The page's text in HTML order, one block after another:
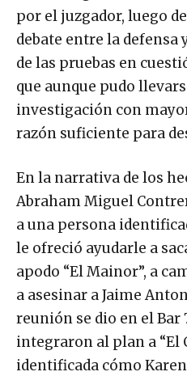
por el juzgador, luego
debate entre la defensa
de las pruebas en
que aunque pudo
investigación con
razón suficiente para
En la narrativa de los
Abraham Miguel
a una persona
le ofreció ayudarle a
apodo “El Mainor”, a
a asesinar a Jaime
reunión se dio en el Bar
integraron al plan a “El
identificada cómo